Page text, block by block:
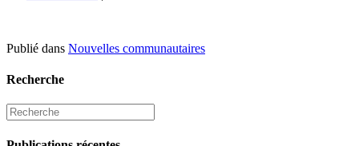
Publié dans Nouvelles communautaires
Recherche